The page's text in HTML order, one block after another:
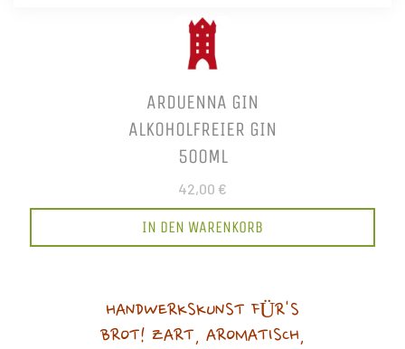
ARDUENNA GIN
ALKOHOLFREIER GIN
500ML
42,00 €
IN DEN WARENKORB
HANDWERKSKUNST FÜR'S
BROT! ZART, AROMATISCH,